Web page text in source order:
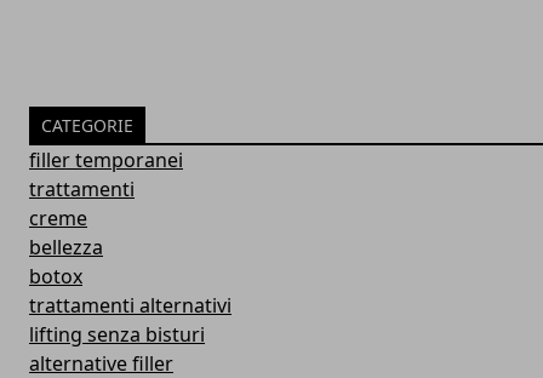
CATEGORIE
filler temporanei
trattamenti
creme
bellezza
botox
trattamenti alternativi
lifting senza bisturi
alternative filler